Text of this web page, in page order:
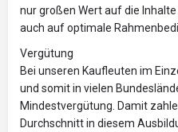
nur großen Wert auf die
auch auf optimale
Vergütung
Bei unseren Kaufleuten im
und somit in vielen
Mindestvergütung. Damit
Durchschnitt in diesem